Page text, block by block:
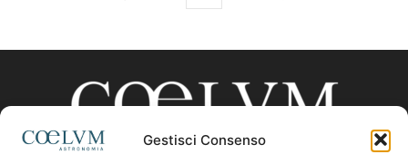
Gestisci Consenso